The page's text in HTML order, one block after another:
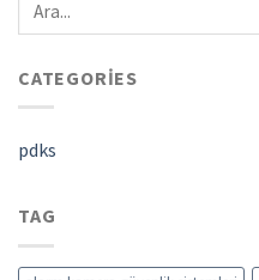
CATEGORIES
pdks
TAG